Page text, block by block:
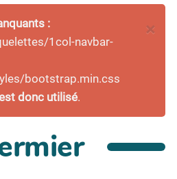
×
:
1col-navbar-
bootstrap.min.css
donc utilisé.